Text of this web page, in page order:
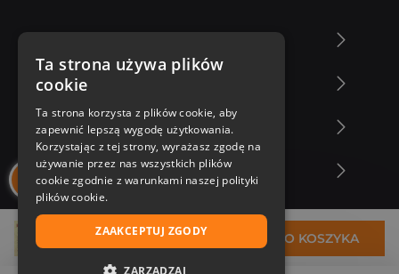
155,44 zł DO KOSZYKA
Zakupy u nas
Nasza oferta
Nasi autorzy
Ta strona używa plików
cookie
Ta strona korzysta z plików cookie, aby
zapewnić lepszą wygodę użytkowania.
Korzystając z tej strony, wyrażasz zgodę na
używanie przez nas wszystkich plików
cookie zgodnie z warunkami naszej polityki
plików cookie.
ZAAKCEPTUJ ZGODY
ZARZĄDZAJ